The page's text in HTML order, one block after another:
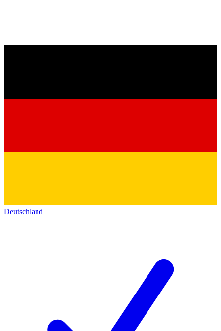
Deutschland